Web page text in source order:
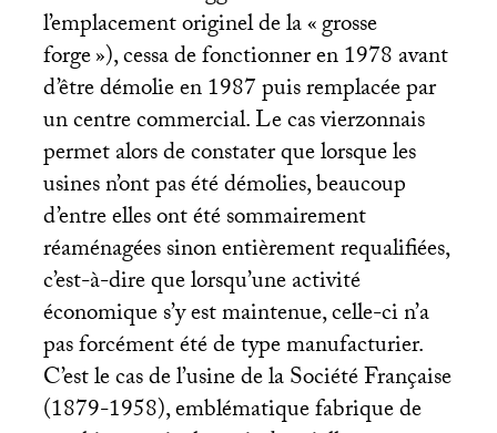
l’emplacement originel de la «grosse
forge»), cessa de fonctionner en 1978 avant
d’être démolie en 1987 puis remplacée par
un centre commercial. Le cas vierzonnais
permet alors de constater que lorsque les
usines n’ont pas été démolies, beaucoup
d’entre elles ont été sommairement
réaménagées sinon entièrement requalifiées,
c’est-à-dire que lorsqu’une activité
économique s’y est maintenue, celle-ci n’a
pas forcément été de type manufacturier.
C’est le cas de l’usine de la Société Française
(1879-1958), emblématique fabrique de